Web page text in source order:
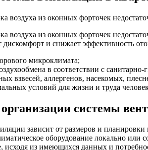
воздуха из оконных форточек
воздуха из оконных форточек
дискомфорт и снижает эффективность
микроклимата;
в соответствии с
взвесей, аллергенов, насекомых,
условий для жизни и труда
системы
зависит от размеров и
оборудование локально
исходя из имеющихся данных и